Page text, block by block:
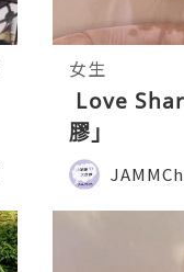
女生
Love
膠」